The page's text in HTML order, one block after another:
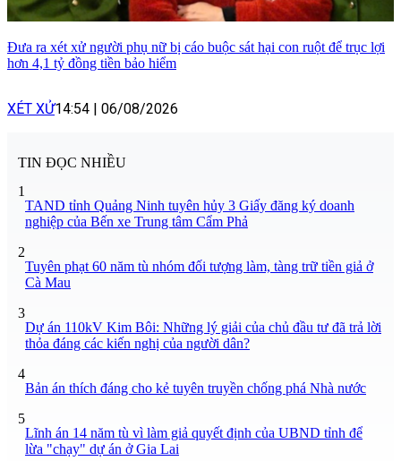
Đưa ra xét xử người phụ nữ bị cáo buộc sát hại con ruột để trục lợi
hơn 4,1 tỷ đồng tiền bảo hiểm
XÉT XỬ14:54 | 06/08/2026
TIN ĐỌC NHIỀU
1
TAND tỉnh Quảng Ninh tuyên hủy 3 Giấy đăng ký doanh
nghiệp của Bến xe Trung tâm Cẩm Phả
2
Tuyên phạt 60 năm tù nhóm đối tượng làm, tàng trữ tiền giả ở
Cà Mau
3
Dự án 110kV Kim Bôi: Những lý giải của chủ đầu tư đã trả lời
thỏa đáng các kiến nghị của người dân?
4
Bản án thích đáng cho kẻ tuyên truyền chống phá Nhà nước
5
Lĩnh án 14 năm tù vì làm giả quyết định của UBND tỉnh để
lừa "chạy" dự án ở Gia Lai